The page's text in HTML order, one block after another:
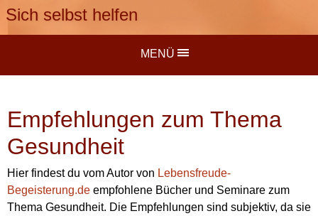
Sich selbst helfen
MENÜ
Empfehlungen zum Thema
Gesundheit
Hier findest du vom Autor von Lebensfreude-
Begeisterung.de empfohlene Bücher und Seminare zum
Thema Gesundheit. Die Empfehlungen sind subjektiv, da sie